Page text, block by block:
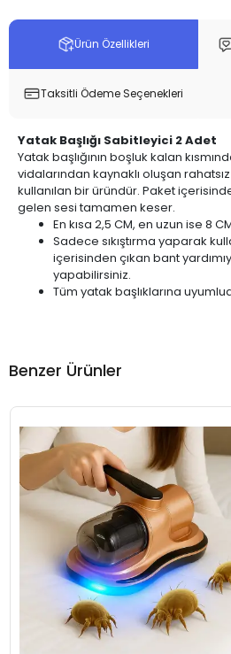
Ürün Özellikleri
Taksitli Ödeme Seçenekleri
Yatak Başlığı Sabitleyici 2 Adet
Yatak başlığının boşluk kalan
vidalarından kaynaklı oluşan
kullanılan bir üründür. Paket
gelen sesi tamamen keser.
En kısa 2,5 CM, en uzun ise 8
Sadece sıkıştırma yaparak
içerisinden çıkan bant
yapabilirsiniz.
Tüm yatak başlıklarına
Benzer Ürünler